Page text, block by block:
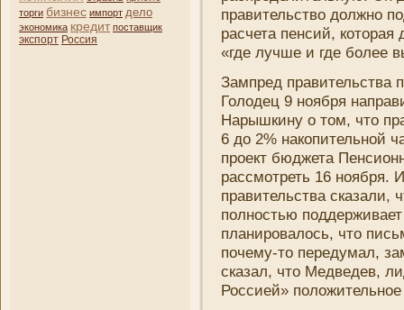
торги бизнес импорт дело
экономика кредит поставщик
экспорт Россия
правительство должно
расчета пенсий,
«где лучше и где более
Зампред правительства
Голодец 9 ноября
Нарышкину о том, что
6 до 2% накопительной
проект бюджета
рассмотреть 16 ноября.
правительства
полностью
плани­ровалось, что
почему-то передумал,
сказал, что Медведев,
Россией»